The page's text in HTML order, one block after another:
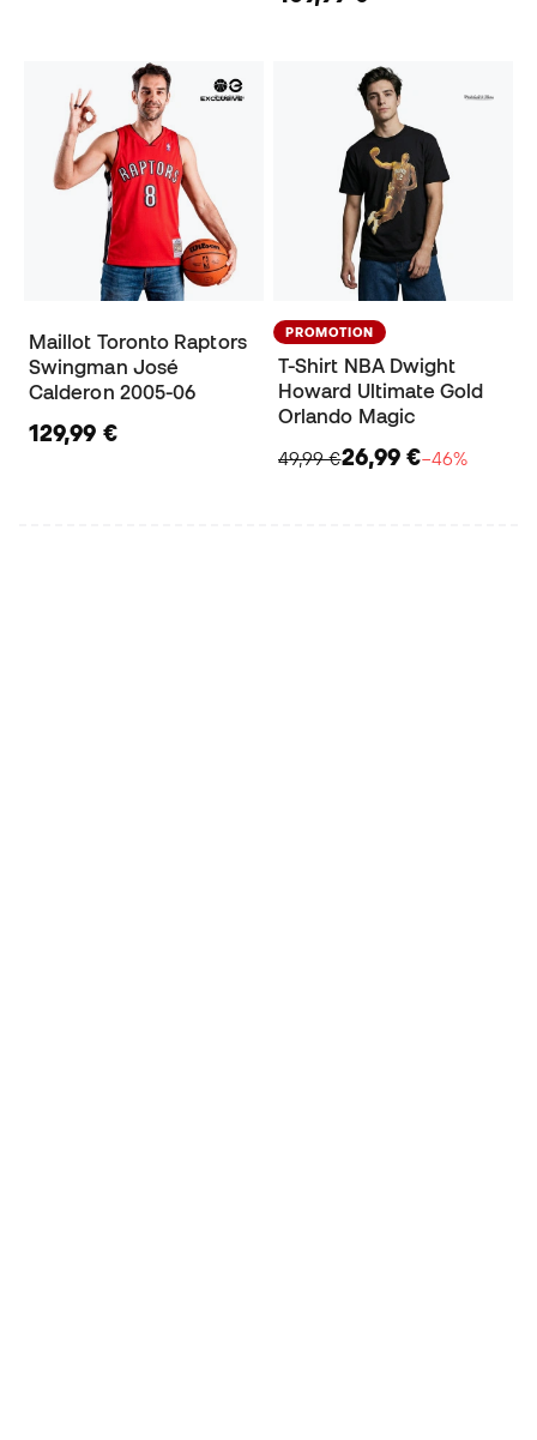
Maillot Toronto Raptors
Swingman José
Calderon 2005-06
129,99 €
PROMOTION
T-Shirt NBA Dwight
Howard Ultimate Gold
Orlando Magic
49,99 €26,99 €−46%